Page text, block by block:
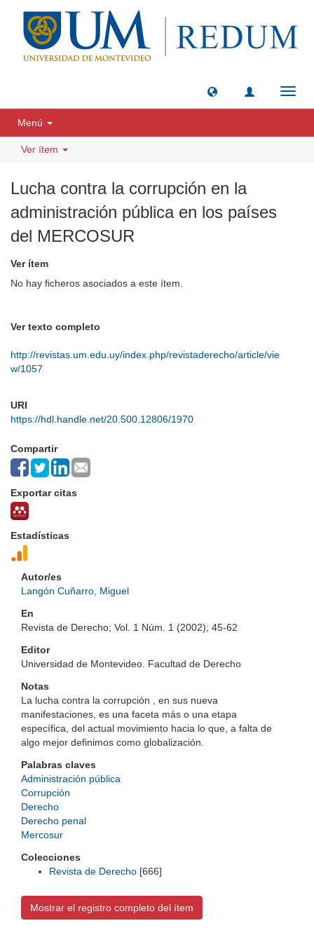
Menú
Ver ítem
Lucha contra la corrupción en la
administración pública en los países
del MERCOSUR
Ver ítem
No hay ficheros asociados a este ítem.
Ver texto completo
http://revistas.um.edu.uy/index.php/revistaderecho/article/vie
w/1057
URI
https://hdl.handle.net/20.500.12806/1970
Compartir
Exportar citas
Estadísticas
Autor/es
Langón Cuñarro, Miguel
En
Revista de Derecho; Vol. 1 Núm. 1 (2002); 45-62
Editor
Universidad de Montevideo. Facultad de Derecho
Notas
La lucha contra la corrupción , en sus nueva
manifestaciones, es una faceta más o una etapa
específica, del actual movimiento hacia lo que, a falta de
algo mejor definimos como globalización.
Palabras claves
Administración pública
Corrupción
Derecho
Derecho penal
Mercosur
Colecciones
Revista de Derecho [666]
Mostrar el registro completo del ítem